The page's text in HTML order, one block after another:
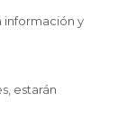
información y
estarán